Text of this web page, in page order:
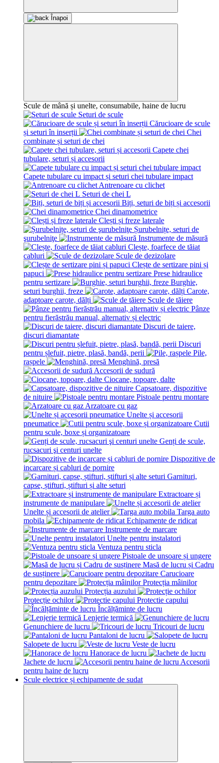
Înapoi
Scule de mână și unelte, consumabile, haine de lucru
Seturi de scule
Cărucioare de scule
și seturi în inserții
Chei
combinate și seturi de chei
Capete chei
tubulare, seturi și accesorii
Capete tubulare cu impact și seturi chei tubulare impact
Antrenoare cu clichet
Seturi de chei L
Biți, seturi de biți și accesorii
Chei dinamometrice
Clești și freze laterale
Șurubelnițe, seturi de
şurubelniţe
Instrumente de măsură
Clește, foarfece de tăiat
cabluri
Scule de dezizolare
Clește de sertizare pini și
papuci
Prese hidraulice
pentru sertizare
Burghie,
seturi burghii, freze
Carote,
adaptoare carote, dălți
Scule de tăiere
Pânze
pentru fierăstrău manual, alternativ și electric
Discuri de taiere,
discuri diamantate
Discuri
pentru șlefuit, pietre, plasă, bandă, perii
Pile,
rașpele
Menghină, presă
Accesorii de sudură
Ciocane, topoare, dalte
Capsatoare, dispozitive
de nituire
Pistoale pentru montare
Arzatoare cu gaz
Unelte și accesorii
pneumatice
Cutii
pentru scule, boxe și organizatoare
Genți de scule,
rucsacuri şi centuri unelte
Dispozitive de
incarcare și сabluri de pornire
Garnituri,
capse, știfturi, știfturi și alte seturi
Extractoare și
instrumente de manipulare
Unelte și accesorii de atelier
Targa auto
mobila
Echipamente de ridicat
Instrumente de marcare
Unelte pentru instalatori
Ventuza pentru sticla
Pistoale de unsoare și ungere
Masă de lucru și Cadru
de susținere
Carucioare
pentru depozitare
Protecția mâinilor
Protecția auzului
Protecție ochilor
Protectie capului
Încălțăminte de lucru
Lenjerie termică
Genunchiere de lucru
Tricouri de lucru
Pantaloni de lucru
Salopete de lucru
Veste de lucru
Hanorace de lucru
Jachete de lucru
Accesorii
pentru haine de lucru
Scule electrice și echipamente de sudat